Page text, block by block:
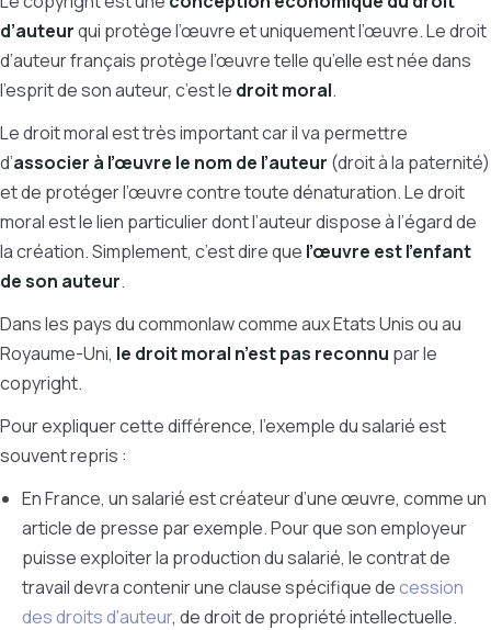
d’auteurqui protège l’œuvre et uniquement l’œuvre. Le droit
d’auteur français protège l’œuvre telle qu’elle est née dans
l’esprit de son auteur, c’est le droit moral.
Le droit moral est très important car il va permettre
d’associer à l’œuvre le nom de l’auteur (droit à la paternité)
et de protéger l’œuvre contre toute dénaturation. Le droit
moral est le lien particulier dont l’auteur dispose à l’égard de
la création. Simplement, c’est dire que l’œuvre est l’enfant
de son auteur.
Dans les pays du commonlaw comme aux Etats Unis ou au
Royaume-Uni, le droit moral n’est pas reconnu par le
copyright.
Pour expliquer cette différence, l’exemple du salarié est
souvent repris :
En France, un salarié est créateur d’une œuvre, comme un
article de presse par exemple. Pour que son employeur
puisse exploiter la production du salarié, le contrat de
travail devra contenir une clause spécifique decession
des droits d'auteur, de droit de propriété intellectuelle.